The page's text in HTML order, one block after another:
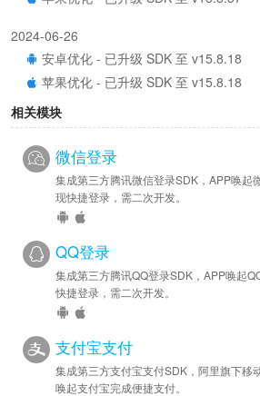
2024-06-26
安卓优化 - 已升级 SDK 至 v15.8.18
苹果优化 - 已升级 SDK 至 v15.8.18
2023-06-26
安卓优化 - 已升级 SDK 至 v15.8.14
苹果优化 - 已升级 SDK 至 v15.8.14
2022-01-04
安卓优化 - 已升级 SDK 至 v15.8.06
苹果优化 - 已升级 SDK 至 v15.8.06
相关模块
微信登录
集成第三方腾讯微信登录SDK，APP唤起
现快捷登录，需二次开发。
QQ登录
集成第三方腾讯QQ登录SDK，APP唤起
快捷登录，需二次开发。
支付宝支付
集成第三方支付宝支付SDK，阿里旗下移
唤起支付宝完成便捷支付。